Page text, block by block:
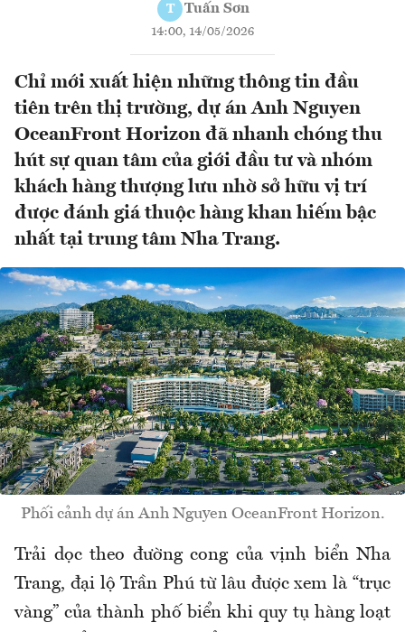
T Tuấn Sơn
14:00, 14/05/2026
Chỉ mới xuất hiện những thông tin đầu
tiên trên thị trường, dự án Anh Nguyen
OceanFront Horizon đã nhanh chóng thu
hút sự quan tâm của giới đầu tư và nhóm
khách hàng thượng lưu nhờ sở hữu vị trí
được đánh giá thuộc hàng khan hiếm bậc
nhất tại trung tâm Nha Trang.
Phối cảnh dự án Anh Nguyen OceanFront Horizon.
Trải dọc theo đường cong của vịnh biển Nha
Trang, đại lộ Trần Phú từ lâu được xem là “trục
vàng” của thành phố biển khi quy tụ hàng loạt